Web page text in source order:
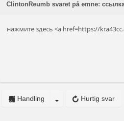
ClintonReumb svaret på emne:
нажмите здесь <a href=https://
Hurtig svar
Handling